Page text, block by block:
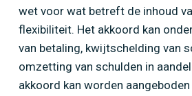
wet voor wat betreft de inhoud
flexibiliteit. Het akkoord kan
van betaling, kwijtschelding van
omzetting van schulden in
akkoord kan worden